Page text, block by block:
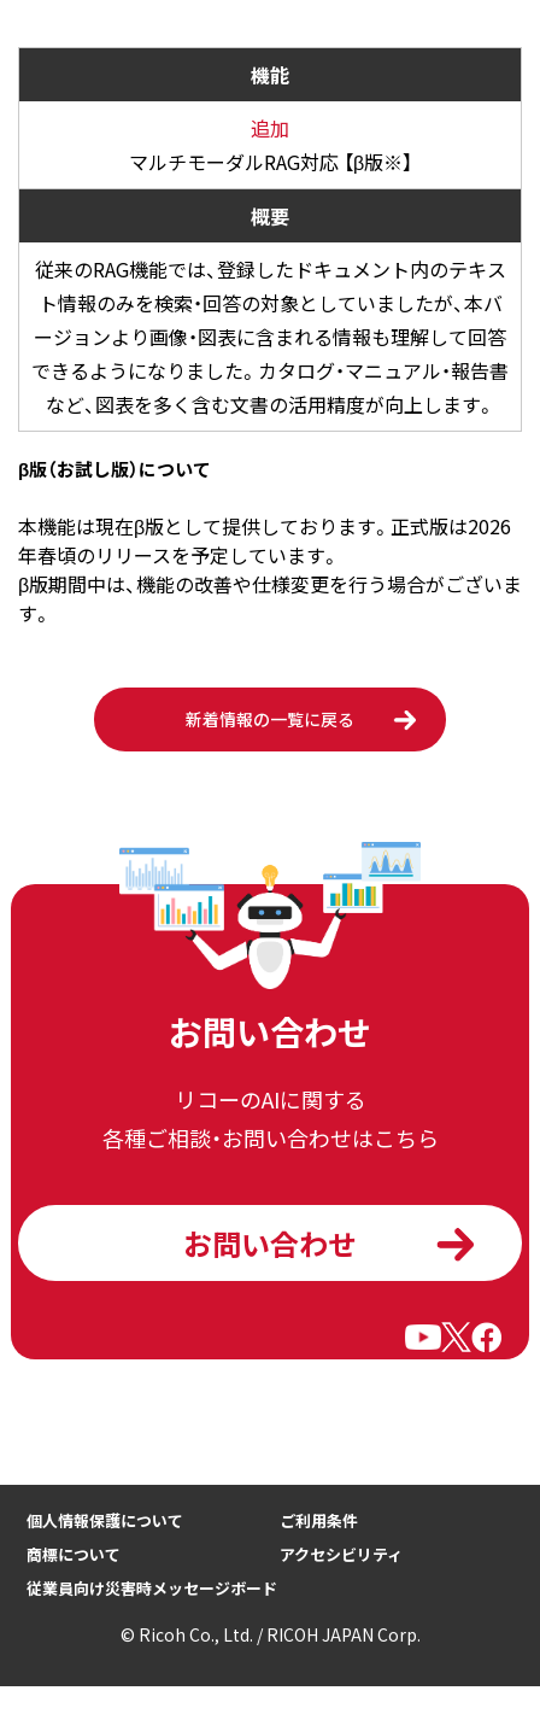
機能
追加
マルチモーダルRAG対応 【β版※】
概要
従来のRAG機能では、登録したドキュメント内のテキス
ト情報のみを検索・回答の対象としていましたが、本バ
ージョンより画像・図表に含まれる情報も理解して回答
できるようになりました。 カタログ・マニュアル・報告書
など、図表を多く含む文書の活用精度が向上します。
β版（お試し版）について
本機能は現在β版として提供しております。正式版は2026
年春頃のリリースを予定しています。
β版期間中は、機能の改善や仕様変更を行う場合がございま
す。
新着情報の一覧に戻る
お問い合わせ
リコーのAIに関する
各種ご相談・お問い合わせはこちら
お問い合わせ
個人情報保護について
ご利用条件
商標について
アクセシビリティ
従業員向け災害時メッセージボード
© Ricoh Co., Ltd. / RICOH JAPAN Corp.